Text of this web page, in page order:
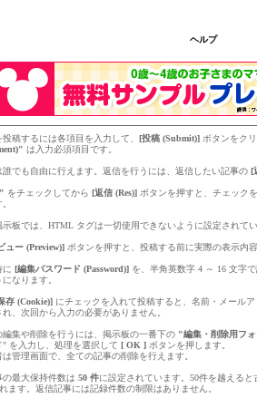
ヘルプ
投稿するには各項目を入力して、 [投稿 (Submit)] ボタンをク
は入力必須項目です。
誰でも自由に行えます。返信を行うには、返信したい記事の [
をチェックしてから [返信 (Res)] ボタンを押すと、チェック
示板では、HTML タグは一切使用できないように設定されてい
ュー (Preview)] ボタンを押すと、投稿する前に実際の表示内
に [編集パスワード (Password)] を、半角英数字 4 ～ 16 文字
なります。
存 (Cookie)] にチェックを入れて投稿すると、名前・メール
れ、次回から入力の必要がありません。
編集や削除を行うには、掲示板の一番下の "編集・削除用フ
" を入力し、処理を選択して [ OK ] ボタンを押します。
は管理画面で、全ての記事の削除を行えます。
の最大保持件数は 50 件に設定されています。50件を越える
ます。返信記事には記録件数の制限はありません。